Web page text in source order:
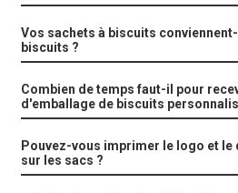
Vos sachets à biscuits
biscuits ?
Combien de temps faut-il pour
d'emballage de biscuits
Pouvez-vous imprimer le logo et le
sur les sacs ?